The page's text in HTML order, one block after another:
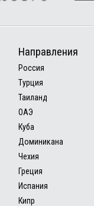
Направления
Россия
Турция
Таиланд
ОАЭ
Куба
Доминикана
Чехия
Греция
Испания
Кипр